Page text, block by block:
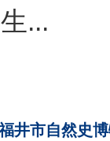
...
井市自然史